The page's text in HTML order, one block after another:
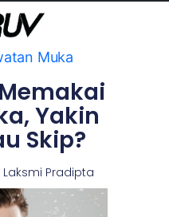
Muka
Yakin
Skip?
Laksmi Pradipta